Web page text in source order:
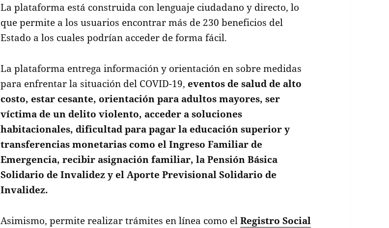
La plataforma está construida con lenguaje ciudadano y directo, lo
que permite a los usuarios encontrar más de 230 beneficios del
Estado a los cuales podrían acceder de forma fácil.
La plataforma entrega información y orientación en sobre medidas
para enfrentar la situación del COVID-19, eventos de salud de alto
costo, estar cesante, orientación para adultos mayores, ser
víctima de un delito violento, acceder a soluciones
habitacionales, dificultad para pagar la educación superior y
transferencias monetarias como el Ingreso Familiar de
Emergencia, recibir asignación familiar, la Pensión Básica
Solidario de Invalidez y el Aporte Previsional Solidario de
Invalidez.
Asimismo, permite realizar trámites en línea como elRegistro Social